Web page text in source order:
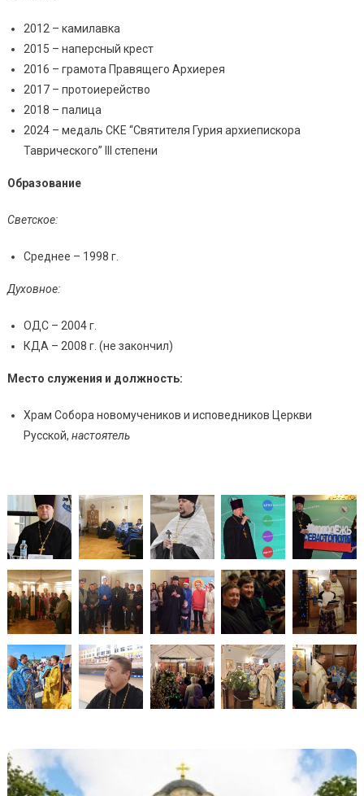
2012 – камилавка
2015 – наперсный крест
2016 – грамота Правящего Архиерея
2017 – протоиерейство
2018 – палица
2024 – медаль СКЕ “Святителя Гурия архиепискора
Таврического” III степени
Образование
Светское:
Среднее – 1998 г.
Духовное:
ОДС – 2004 г.
КДА – 2008 г. (не закончил)
Место служения и должность:
Храм Собора новомучеников и исповедников Церкви
Русской, настоятель